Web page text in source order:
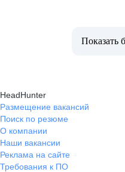
Показать
HeadHunter
Размещение вакансий
Поиск по резюме
О компании
Наши вакансии
Реклама на сайте
Требования к ПО